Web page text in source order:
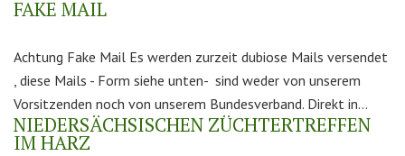
FAKE MAIL
Achtung Fake Mail Es werden zurzeit dubiose Mails versendet
, diese Mails - Form siehe unten- sind weder von unserem
Vorsitzenden noch von unserem Bundesverband. Direkt in...
NIEDERSÄCHSISCHEN ZÜCHTERTREFFEN
IM HARZ